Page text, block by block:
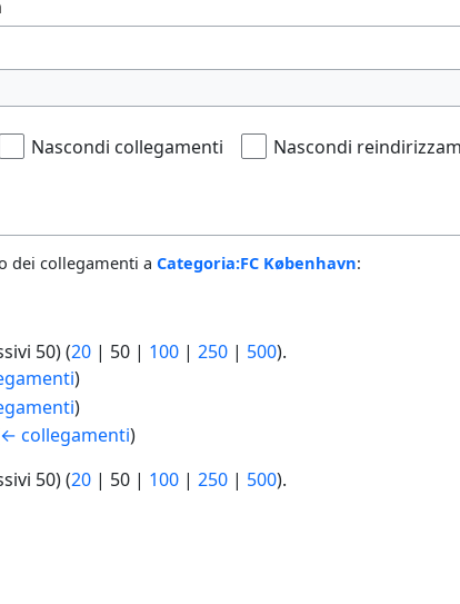
Nascondi collegamenti Nascondi
dei collegamenti a Categoria:FC København:
50) (20 | 50 | 100 | 250 | 500).
)
)
← collegamenti)
50) (20 | 50 | 100 | 250 | 500).